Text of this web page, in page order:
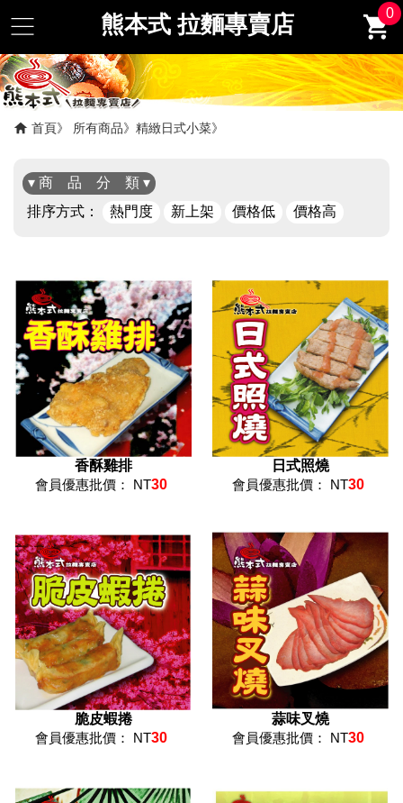
熊本式 拉麵專賣店 0
首頁 所有商品 精緻日式小菜
▾ 商 品 分 類 ▾
排序方式：
熱門度 新上架 價格低 價格高
香酥雞排
會員優惠批價： NT30
日式照燒
會員優惠批價： NT30
脆皮蝦捲
會員優惠批價： NT30
蒜味叉燒
會員優惠批價： NT30